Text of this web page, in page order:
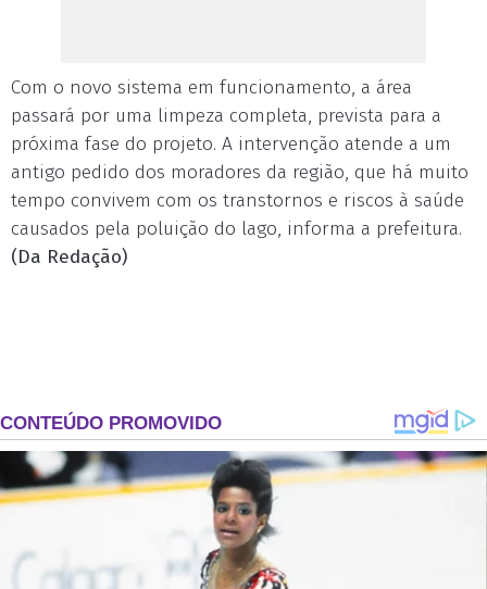
Com o novo sistema em funcionamento, a área
passará por uma limpeza completa, prevista para a
próxima fase do projeto. A intervenção atende a um
antigo pedido dos moradores da região, que há muito
tempo convivem com os transtornos e riscos à saúde
causados pela poluição do lago, informa a prefeitura.
(Da Redação)